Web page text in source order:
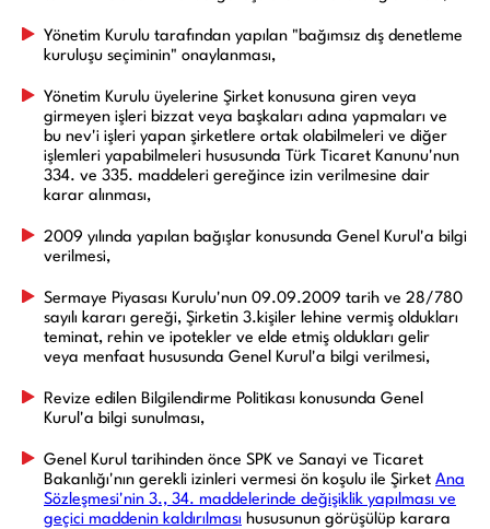
Yönetim Kurulu tarafından yapılan "bağımsız dış denetleme
kuruluşu seçiminin" onaylanması,
Yönetim Kurulu üyelerine Şirket konusuna giren veya
girmeyen işleri bizzat veya başkaları adına yapmaları ve
bu nev'i işleri yapan şirketlere ortak olabilmeleri ve diğer
işlemleri yapabilmeleri hususunda Türk Ticaret Kanunu'nun
334. ve 335. maddeleri gereğince izin verilmesine dair
karar alınması,
2009 yılında yapılan bağışlar konusunda Genel Kurul'a bilgi
verilmesi,
Sermaye Piyasası Kurulu'nun 09.09.2009 tarih ve 28/780
sayılı kararı gereği, Şirketin 3.kişiler lehine vermiş oldukları
teminat, rehin ve ipotekler ve elde etmiş oldukları gelir
veya menfaat hususunda Genel Kurul'a bilgi verilmesi,
Revize edilen Bilgilendirme Politikası konusunda Genel
Kurul'a bilgi sunulması,
Genel Kurul tarihinden önce SPK ve Sanayi ve Ticaret
Bakanlığı'nın gerekli izinleri vermesi ön koşulu ile Şirket Ana
Sözleşmesi'nin 3., 34. maddelerinde değişiklik yapılması ve
geçici maddenin kaldırılması hususunun görüşülüp karara